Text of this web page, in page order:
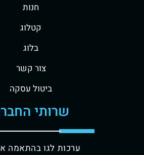
חנות
קטלוג
בלוג
צור קשר
ביטול עסקה
שרותי
ערכות לגו בהתאמה